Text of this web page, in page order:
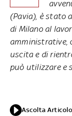
(Pavia), è stato
di Milano al
amministrative,
uscita e di
può utilizzare e
Ascolta Articolo